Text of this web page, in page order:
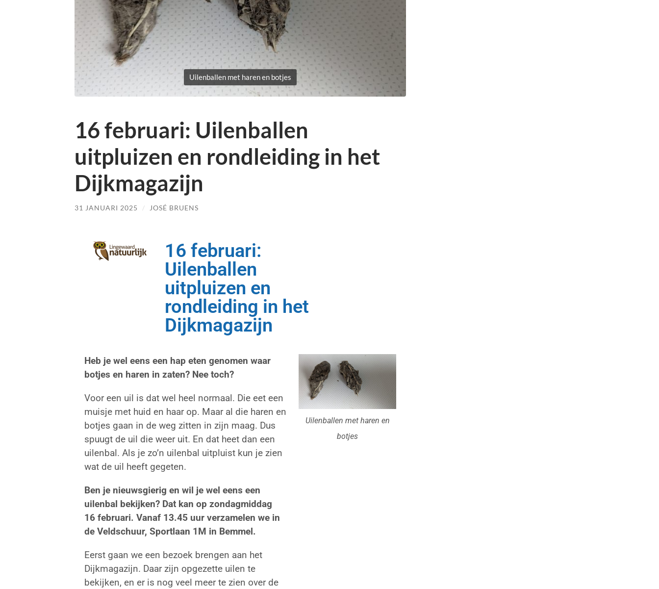
Uilenballen met haren en botjes
16 februari: Uilenballen
uitpluizen en rondleiding in het
Dijkmagazijn
31 JANUARI 2025 / JOSÉ BRUENS
16 februari:
Uilenballen
uitpluizen en
rondleiding in het
Dijkmagazijn
Heb je wel eens een hap eten genomen waar
botjes en haren in zaten? Nee toch?
Voor een uil is dat wel heel normaal. Die eet een
muisje met huid en haar op. Maar al die haren en
botjes gaan in de weg zitten in zijn maag. Dus
spuugt de uil die weer uit. En dat heet dan een
uilenbal. Als je zo’n uilenbal uitpluist kun je zien
wat de uil heeft gegeten.
Ben je nieuwsgierig en wil je wel eens een
uilenbal bekijken? Dat kan op zondagmiddag
16 februari. Vanaf 13.45 uur verzamelen we in
de Veldschuur, Sportlaan 1M in Bemmel.
Eerst gaan we een bezoek brengen aan het
Dijkmagazijn. Daar zijn opgezette uilen te
bekijken, en er is nog veel meer te zien over de
Uilenballen met haren en
botjes